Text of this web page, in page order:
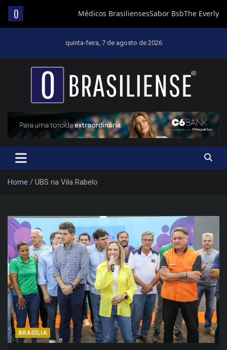
quinta-feira, 7 de agosto de 2026
Um diário de notícias que trabalha por Brasília
Home UBS na Vila Rabelo
BRASÍLIA